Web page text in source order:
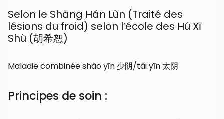
Selon le Shāng Hán Lùn (Traité des
lésions du froid) selon l’école des Hú Xī
Shù (胡希恕)
Maladie combinée shào yīn 少阴/tài yīn 太阴
Principes de soin :